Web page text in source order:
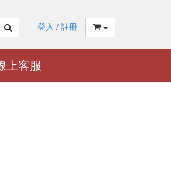
登入 / 註冊
上客服